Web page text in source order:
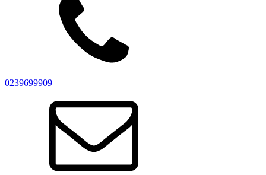
0239699909